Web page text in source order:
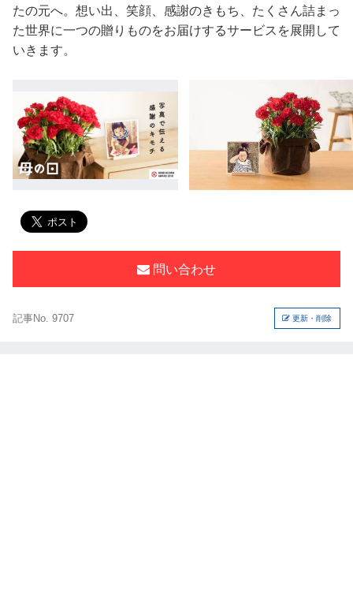
たの元へ。想い出、笑顔、感謝のきもち、たくさん詰まっ
た世界に一つの贈りものをお届けするサービスを展開して
いきます。
問い合わせ
記事No. 9707 更新・削除